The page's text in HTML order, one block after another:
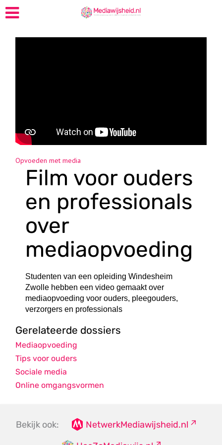
Opvoeden met media
Film voor ouders
en professionals
over
mediaopvoeding
Studenten van een opleiding Windesheim
Zwolle hebben een video gemaakt over
mediaopvoeding voor ouders, pleegouders,
verzorgers en professionals
Gerelateerde dossiers
Mediaopvoeding
Tips voor ouders
Sociale media
Online omgangsvormen
Bekijk ook:
NetwerkMediawijsheid.nl